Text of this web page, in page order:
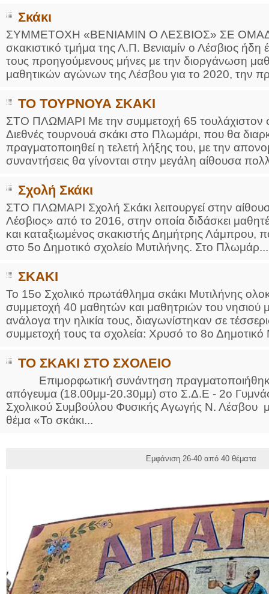
Σκάκι
ΣΥΜΜΕΤΟΧΗ «ΒΕΝΙΑΜΙΝ Ο ΛΕΣΒΙΟΣ» ΣΕ
σκακιστικό τμήμα της Λ.Π. Βενιαμίν ο Λέσβιος ήδη
τους προηγούμενους μήνες με την διοργάνωση
μαθητικών αγώνων της Λέσβου για το 2020, την
ΤΟ ΤΟΥΡΝΟΥΑ ΣΚΑΚΙ
ΣΤΟ ΠΛΩΜΑΡΙ Με την συμμετοχή 65 τουλάχιστον
Διεθνές τουρνουά σκάκι στο Πλωμάρι, που θα
πραγματοποιηθεί η τελετή λήξης του, με την
συναντήσεις θα γίνονται στην μεγάλη αίθουσα
Σχολή Σκάκι
ΣΤΟ ΠΛΩΜΑΡΙ Σχολή Σκάκι λειτουργεί στην
Λέσβιος» από το 2016, στην οποία διδάσκει
και καταξιωμένος σκακιστής Δημήτρης Λάμπρου,
στο 5ο Δημοτικό σχολείο Μυτιλήνης. Στο Πλωμάρ...
ΣΚΑΚΙ
Το 15ο Σχολικό πρωτάθλημα σκάκι Μυτιλήνης
συμμετοχή 40 μαθητών και μαθητριών του νησιού
ανάλογα την ηλικία τους, διαγωνίστηκαν σε
συμμετοχή τους τα σχολεία: Χρυσό το 8ο Δημοτικό
ΤΟ ΣΚΑΚΙ ΣΤΟ ΣΧΟΛΕΙΟ
Επιμορφωτική συνάντηση
απόγευμα (18.00μμ-20.30μμ) στο Σ.Δ.Ε - 2ο
Σχολικού Συμβούλου Φυσικής Αγωγής Ν. Λέσβου
θέμα «Το σκάκι...
Εμφάνιση 26-40 από 40 θέματα